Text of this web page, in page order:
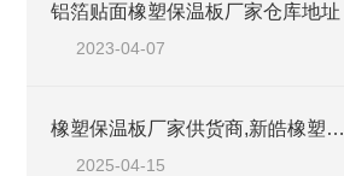
铝箔贴面橡塑保温板厂家仓库地址
2023-04-07
橡塑保温板厂家供货商,新皓橡塑板海绵板
2025-04-15